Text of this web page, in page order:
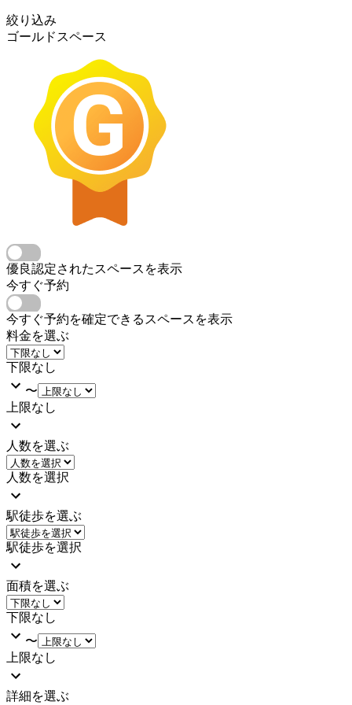
絞り込み
ゴールドスペース
優良認定されたスペースを表示
今すぐ予約
今すぐ予約を確定できるスペースを表示
料金を選ぶ
下限なし
〜
上限なし
人数を選ぶ
人数を選択
駅徒歩を選ぶ
駅徒歩を選択
面積を選ぶ
下限なし
〜
上限なし
詳細を選ぶ